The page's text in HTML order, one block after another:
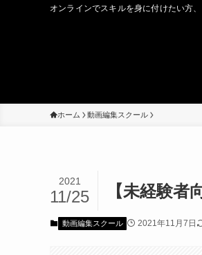
オンラインでスキルを身に付けたい方
ホーム 動画編集スクール
【未経験
2021
11/25
動画編集スクール 2021年11月7日